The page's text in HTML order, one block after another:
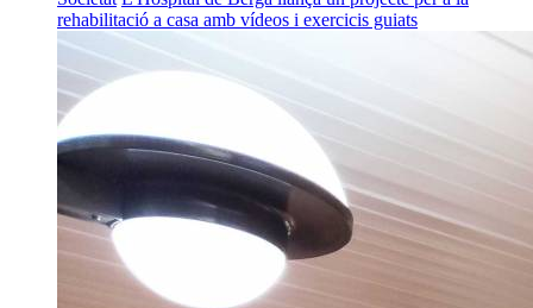
rehabilitació a casa amb vídeos i exercicis guiats